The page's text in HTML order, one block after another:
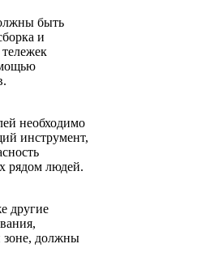
быть
и
необходимо
инструмент,
рядом людей.
другие
зоне, должны